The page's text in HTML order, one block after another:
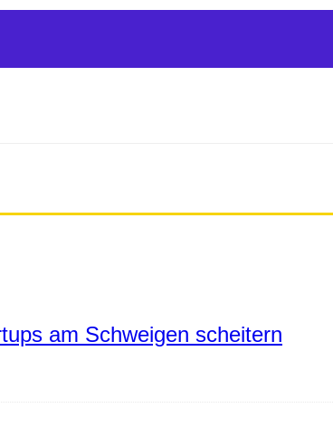
am Schweigen scheitern